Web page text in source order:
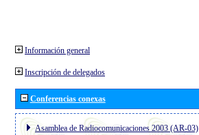
Información general
Inscripción de delegados
Conferencias conexas
Asamblea de Radiocomunicaciones 2003 (AR-03)